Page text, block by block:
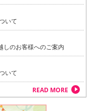
いて
しのお客様へのご案内
いて
READ MORE